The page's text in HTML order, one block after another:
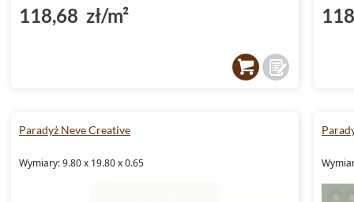
118,68 zł/m²
Paradyż Neve Creative
Wymiary: 9.80 x 19.80 x 0.65